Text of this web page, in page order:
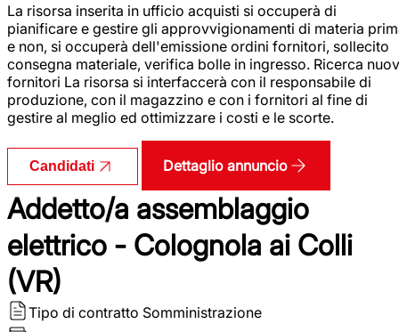
La risorsa inserita in ufficio acquisti si occuperà di
pianificare e gestire gli approvvigionamenti di materia
e non, si occuperà dell'emissione ordini fornitori, sollecito
consegna materiale, verifica bolle in ingresso. Ricerca
fornitori La risorsa si interfaccerà con il responsabile di
produzione, con il magazzino e con i fornitori al fine di
gestire al meglio ed ottimizzare i costi e le scorte.
Candidati Dettaglio annuncio
Addetto/a assemblaggio
elettrico - Colognola ai Colli
(VR)
Tipo di contratto Somministrazione